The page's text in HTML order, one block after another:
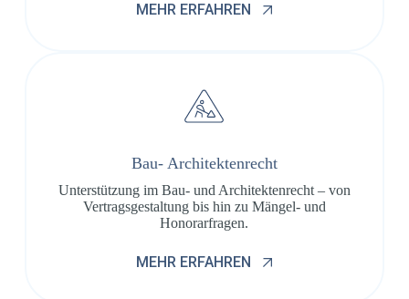
MEHR ERFAHREN
Bau- Architektenrecht
Unterstützung im Bau- und Architektenrecht – von
Vertragsgestaltung bis hin zu Mängel- und
Honorarfragen.
MEHR ERFAHREN